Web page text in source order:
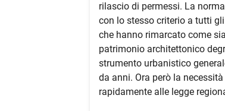
rilascio di permessi. La
con lo stesso criterio a tutti
che hanno rimarcato come
patrimonio architettonico
strumento urbanistico
da anni. Ora però la
rapidamente alle legge